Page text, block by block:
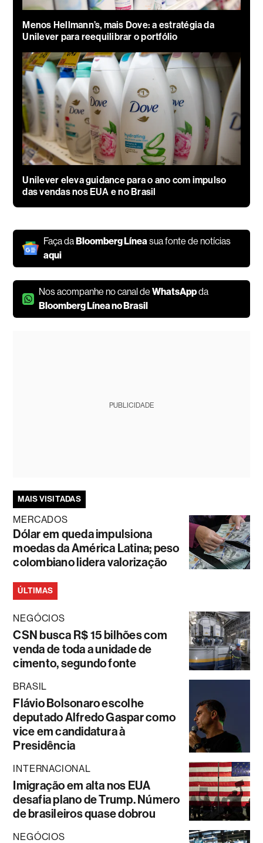
Menos Hellmann’s, mais Dove: a estratégia da
Unilever para reequilibrar o portfólio
Unilever eleva guidance para o ano com impulso
das vendas nos EUA e no Brasil
Faça daBloomberg Línea sua fonte de notícias
aqui
Nos acompanhe no canal deWhatsAppda
Bloomberg Línea no Brasil
PUBLICIDADE
MAIS VISITADAS
MERCADOS
Dólar em queda impulsiona
moedas da América Latina; peso
colombiano lidera valorização
ÚLTIMAS
NEGÓCIOS
CSN busca R$ 15 bilhões com
venda de toda a unidade de
cimento, segundo fonte
BRASIL
Flávio Bolsonaro escolhe
deputado Alfredo Gaspar como
vice em candidatura à
Presidência
INTERNACIONAL
Imigração em alta nos EUA
desafia plano de Trump. Número
de brasileiros quase dobrou
NEGÓCIOS